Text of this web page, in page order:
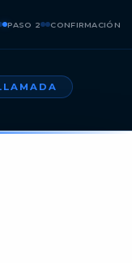
PASO 2 CONFIRMACIÓN